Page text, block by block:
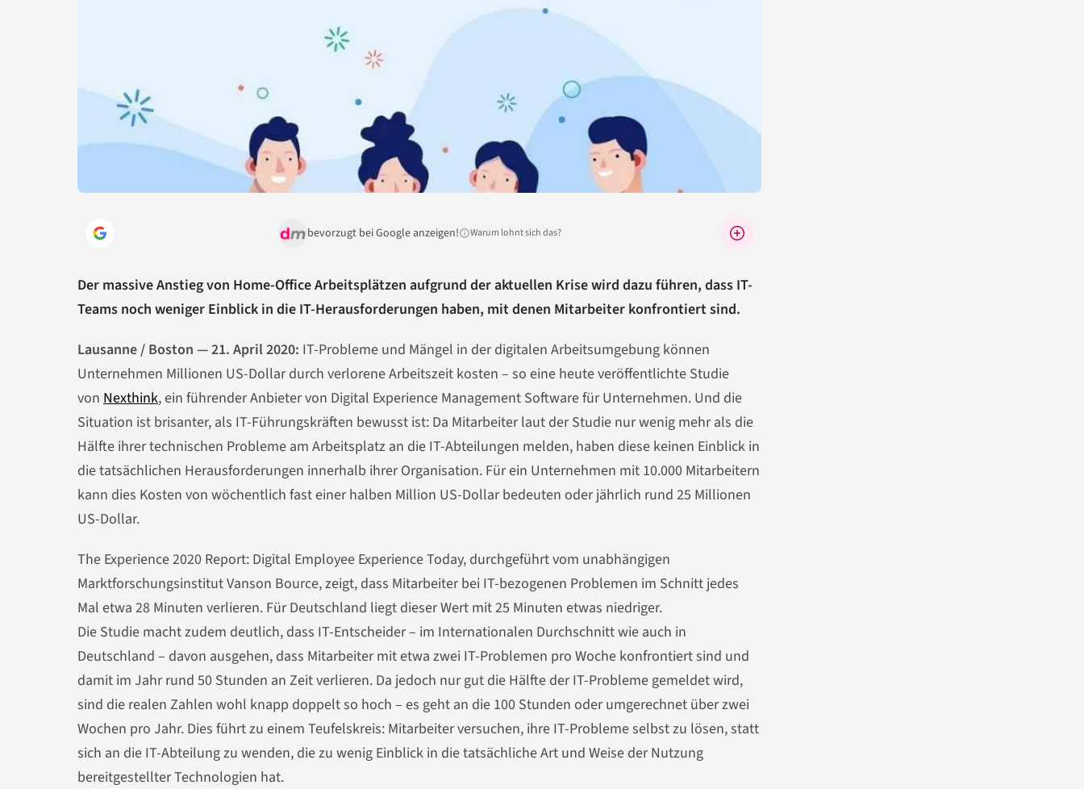
bevorzugt bei Google anzeigen! Warum lohnt sich das?
Der massive Anstieg von Home-Office Arbeitsplätzen aufgrund der aktuellen Krise wird dazu führen, dass IT-
Teams noch weniger Einblick in die IT-Herausforderungen haben, mit denen Mitarbeiter konfrontiert sind.
Lausanne / Boston —21. April 2020: IT-Probleme und Mängel in der digitalen Arbeitsumgebung können
Unternehmen Millionen US-Dollar durch verlorene Arbeitszeit kosten – so eine heute veröffentlichte Studie
von Nexthink, ein führender Anbieter von Digital Experience Management Software für Unternehmen. Und die
Situation ist brisanter, als IT-Führungskräften bewusst ist: Da Mitarbeiter laut der Studie nur wenig mehr als die
Hälfte ihrer technischen Probleme am Arbeitsplatz an die IT-Abteilungen melden, haben diese keinen Einblick in
die tatsächlichen Herausforderungen innerhalb ihrer Organisation. Für ein Unternehmen mit 10.000 Mitarbeitern
kann dies Kosten von wöchentlich fast einer halben Million US-Dollar bedeuten oder jährlich rund 25 Millionen
US-Dollar.
The Experience 2020 Report: Digital Employee ExperienceToday, durchgeführt vom unabhängigen
Marktforschungsinstitut Vanson Bource, zeigt, dass Mitarbeiter bei IT-bezogenen Problemen im Schnitt jedes
Mal etwa 28 Minuten verlieren. Für Deutschland liegt dieser Wert mit 25 Minuten etwas niedriger.
Die Studie macht zudem deutlich, dass IT-Entscheider – im Internationalen Durchschnitt wie auch in
Deutschland – davon ausgehen, dass Mitarbeiter mit etwa zwei IT-Problemen pro Woche konfrontiert sind und
damit im Jahr rund 50 Stunden an Zeit verlieren. Da jedoch nur gut die Hälfte der IT-Probleme gemeldet wird,
sind die realen Zahlen wohl knapp doppelt so hoch – es geht an die 100 Stunden oder umgerechnet über zwei
Wochen pro Jahr. Dies führt zu einem Teufelskreis: Mitarbeiter versuchen, ihre IT-Probleme selbst zu lösen, statt
sich an die IT-Abteilung zu wenden, die zu wenig Einblick in die tatsächliche Art und Weise der Nutzung
bereitgestellter Technologien hat.